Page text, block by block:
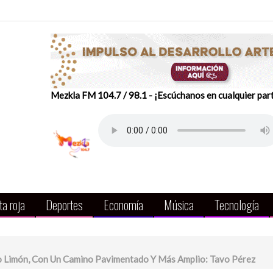
Mezkla FM 104.7 / 98.1 - ¡Escúchanos en cualquier
roja Deportes Economía Música Tecnología
Con Un Camino Pavimentado Y Más Amplio: Tavo Pérez